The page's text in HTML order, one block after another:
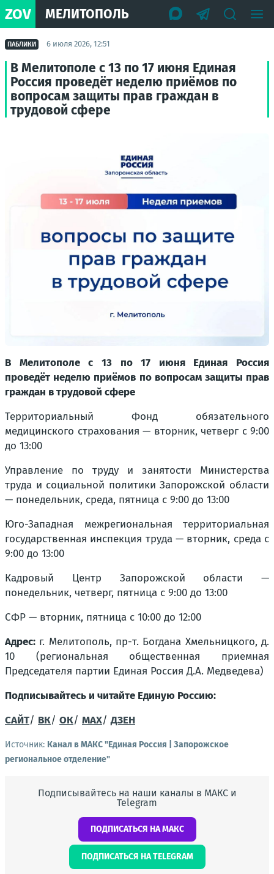
ZOV МЕЛИТОПОЛЬ
ПАБЛИКИ 6 июля 2026, 12:51
В Мелитополе с 13 по 17 июня Единая
Россия проведёт неделю приёмов по
вопросам защиты прав граждан в
трудовой сфере
В Мелитополе с 13 по 17 июня Единая Россия
проведёт неделю приёмов по вопросам защиты прав
граждан в трудовой сфере
Территориальный Фонд обязательного
медицинского страхования — вторник, четверг с 9:00
до 13:00
Управление по труду и занятости Министерства
труда и социальной политики Запорожской области
— понедельник, среда, пятница с 9:00 до 13:00
Юго-Западная межрегиональная территориальная
государственная инспекция труда — вторник, среда с
9:00 до 13:00
Кадровый Центр Запорожской области —
понедельник, четверг, пятница с 9:00 до 13:00
СФР — вторник, пятница с 10:00 до 12:00
Адрес: г. Мелитополь, пр-т. Богдана Хмельницкого, д.
10 (региональная общественная приемная
Председателя партии Единая Россия Д.А. Медведева)
Подписывайтесь и читайте Единую Россию:
САЙТ/ ВК/ ОК/ MAX/ДЗЕН
Источник: Канал в МАКС "Единая Россия | Запорожское
региональное отделение"
Подписывайтесь на наши каналы в МАКС и
Telegram
ПОДПИСАТЬСЯ НА МАКС
ПОДПИСАТЬСЯ НА TELEGRAM